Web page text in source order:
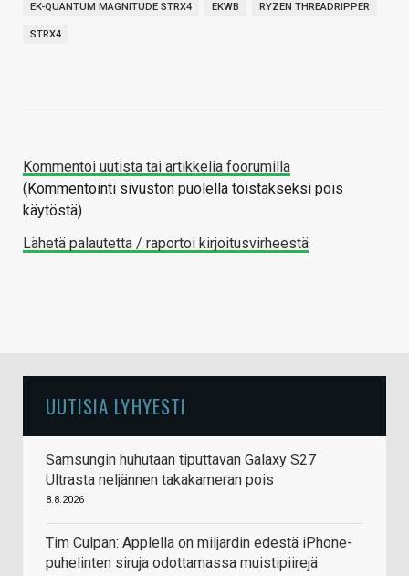
EK-QUANTUM MAGNITUDE STRX4 EKWB RYZEN THREADRIPPER
STRX4
Kommentoi uutista tai artikkelia foorumilla
(Kommentointi sivuston puolella toistakseksi pois
käytöstä)
Lähetä palautetta / raportoi kirjoitusvirheestä
UUTISIA LYHYESTI
Samsungin huhutaan tiputtavan Galaxy S27
Ultrasta neljännen takakameran pois
8.8.2026
Tim Culpan: Applella on miljardin edestä iPhone-
puhelinten siruja odottamassa muistipiirejä